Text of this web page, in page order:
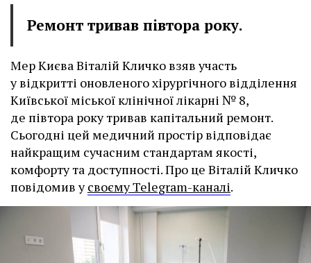
Ремонт тривав півтора року.
Мер Києва Віталій Кличко взяв участь
у відкритті оновленого хірургічного відділення
Київської міської клінічної лікарні № 8,
де півтора року тривав капітальний ремонт.
Сьогодні цей медичний простір відповідає
найкращим сучасним стандартам якості,
комфорту та доступності. Про це Віталій Кличко
повідомив усвоєму Telegram-каналі.